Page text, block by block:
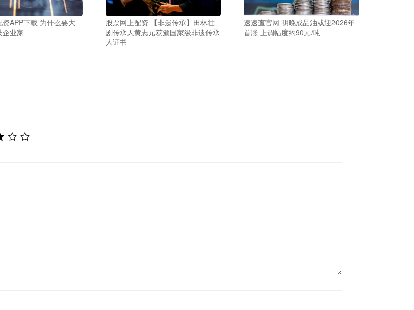
资APP下载 为什么要大
企业家
股票网上配资 【非遗传承】田林壮
剧传承人黄志元获颁国家级非遗传承
人证书
速速查官网 明晚成品油或迎2026年
首涨 上调幅度约90元/吨